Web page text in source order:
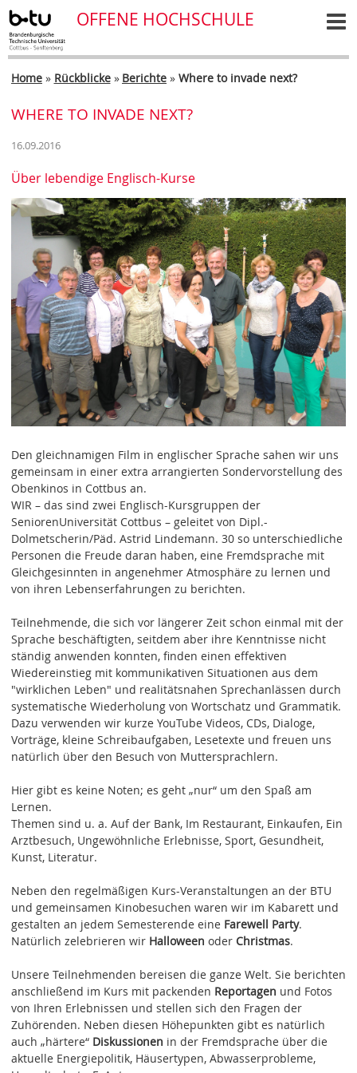
OFFENE HOCHSCHULE
Home » Rückblicke» Berichte » Where to invade next?
WHERE TO INVADE NEXT?
16.09.2016
Über lebendige Englisch-Kurse
Den gleichnamigen Film in englischer Sprache sahen wir uns
gemeinsam in einer extra arrangierten Sondervorstellung des
Obenkinos in Cottbus an.
WIR – das sind zwei Englisch-Kursgruppen der
SeniorenUniversität Cottbus – geleitet von Dipl.-
Dolmetscherin/Päd. Astrid Lindemann. 30 so unterschiedliche
Personen die Freude daran haben, eine Fremdsprache mit
Gleichgesinnten in angenehmer Atmosphäre zu lernen und
von ihren Lebenserfahrungen zu berichten.
Teilnehmende, die sich vor längerer Zeit schon einmal mit der
Sprache beschäftigten, seitdem aber ihre Kenntnisse nicht
ständig anwenden konnten, finden einen effektiven
Wiedereinstieg mit kommunikativen Situationen aus dem
"wirklichen Leben" und realitätsnahen Sprechanlässen durch
systematische Wiederholung von Wortschatz und Grammatik.
Dazu verwenden wir kurze YouTube Videos, CDs, Dialoge,
Vorträge, kleine Schreibaufgaben, Lesetexte und freuen uns
natürlich über den Besuch von Muttersprachlern.
Hier gibt es keine Noten; es geht „nur“ um den Spaß am
Lernen.
Themen sind u. a. Auf der Bank, Im Restaurant, Einkaufen, Ein
Arztbesuch, Ungewöhnliche Erlebnisse, Sport, Gesundheit,
Kunst, Literatur.
Neben den regelmäßigen Kurs-Veranstaltungen an der BTU
und gemeinsamen Kinobesuchen waren wir im Kabarett und
gestalten an jedem Semesterende eine Farewell Party.
Natürlich zelebrieren wir Halloween oder Christmas.
Unsere Teilnehmenden bereisen die ganze Welt. Sie berichten
anschließend im Kurs mit packenden Reportagen und Fotos
von Ihren Erlebnissen und stellen sich den Fragen der
Zuhörenden. Neben diesen Höhepunkten gibt es natürlich
auch „härtere“ Diskussionen in der Fremdsprache über die
aktuelle Energiepolitik, Häusertypen, Abwasserprobleme,